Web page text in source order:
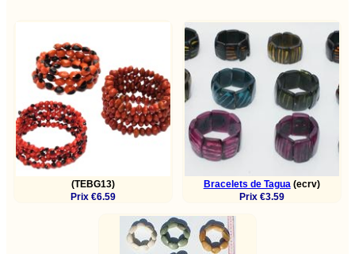
(TEBG13)
Prix €6.59
Bracelets de Tagua(ecrv)
Prix €3.59